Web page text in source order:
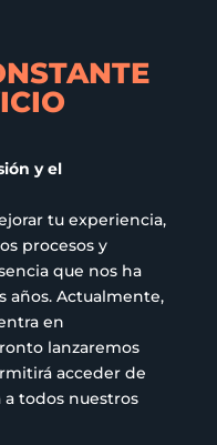
y el
tu experiencia,
procesos y
que nos ha
años. Actualmente,
en
lanzaremos
acceder de
a todos nuestros